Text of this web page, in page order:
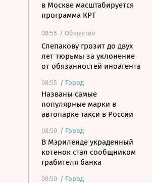
в Москве масштабируется
программа КРТ
08:55 / Общество
Слепакову грозит до двух
лет тюрьмы за уклонение
от обязанностей иноагента
08:55 / Город
Названы самые
популярные марки в
автопарке такси в России
08:50 / Город
В Мэриленде украденный
котенок стал сообщником
грабителя банка
08:50 / Город